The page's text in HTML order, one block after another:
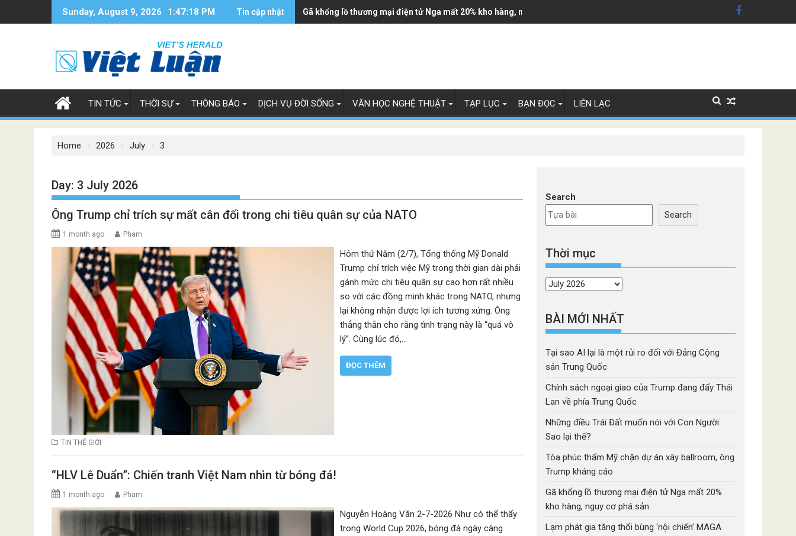
Sunday, August 9, 2026 1:47:19 PM Tin cập nhật Gã khổng lồ thương mại điện tử Nga mất 20% kho hàng, nguy cơ phá sản
TIN TỨC THỜI SỰ THÔNG BÁO DỊCH VỤ ĐỜI SỐNG VĂN HỌC NGHỆ THUẬT TẠP LỤC BẠN ĐỌC LIÊN LẠC
Home 2026 July 3
Day: 3 July 2026
Ông Trump chỉ trích sự mất cân đối trong chi tiêu quân sự của NATO
1 month ago Pham
Hôm thứ Năm (2/7), Tổng thống Mỹ Donald
Trump chỉ trích việc Mỹ trong thời gian dài phải
gánh mức chi tiêu quân sự cao hơn rất nhiều
so với các đồng minh khác trong NATO, nhưng
lại không nhận được lợi ích tương xứng. Ông
thẳng thắn cho rằng tình trạng này là “quá vô
lý”. Cùng lúc đó,…
ĐỌC THÊM
TIN THẾ GIỚI
“HLV Lê Duẩn”: Chiến tranh Việt Nam nhìn từ bóng đá!
1 month ago Pham
Nguyễn Hoàng Văn 2-7-2026 Như có thể thấy
trong World Cup 2026, bóng đá ngày càng
Search
Search
Thời mục
Thời
BÀI MỚI NHẤT
Tại sao AI lại là một rủi ro đối với Đảng Cộng
sản Trung Quốc
Chính sách ngoại giao của Trump đang đẩy Thái
Lan về phía Trung Quốc
Những điều Trái Đất muốn nói với Con Người:
Sao lại thế?
Tòa phúc thẩm Mỹ chặn dự án xây ballroom, ông
Trump kháng cáo
Gã khổng lồ thương mại điện tử Nga mất 20%
kho hàng, nguy cơ phá sản
Lạm phát gia tăng thổi bùng ‘nội chiến’ MAGA